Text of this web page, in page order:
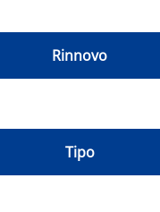
Rinnovo
Tipo